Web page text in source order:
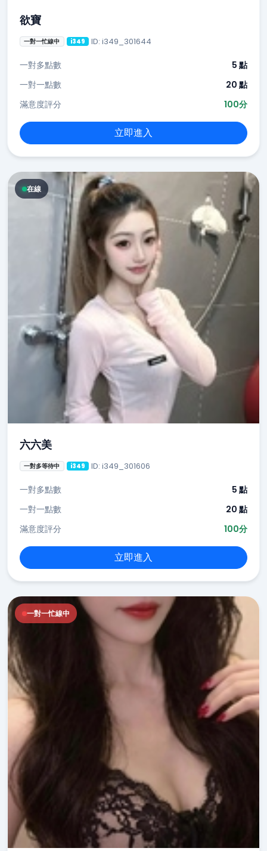
欲寶
一對一忙線中 i349 ID: i349_301644
一對多點數
5 點
一對一點數
20 點
滿意度評分
100分
立即進入
在線
六六美
一對多等待中 i349 ID: i349_301606
一對多點數
5 點
一對一點數
20 點
滿意度評分
100分
立即進入
一對一忙線中